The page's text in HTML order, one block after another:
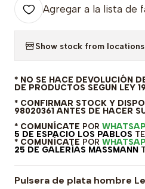
Agregar a la lista de
Show stock from locations
* NO SE HACE DEVOLUCIÓN
DE PRODUCTOS SEGUN LEY
* CONFIRMAR STOCK Y
98020361 ANTES DE HACER
* COMUNÍCATE POR
5 DE ESPACIO LOS PABLOS
* COMUNÍCATE POR
25 DE GALERÍAS MASSMANN
Pulsera de plata hombre